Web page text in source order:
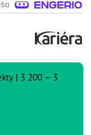
| 3 200 – 3